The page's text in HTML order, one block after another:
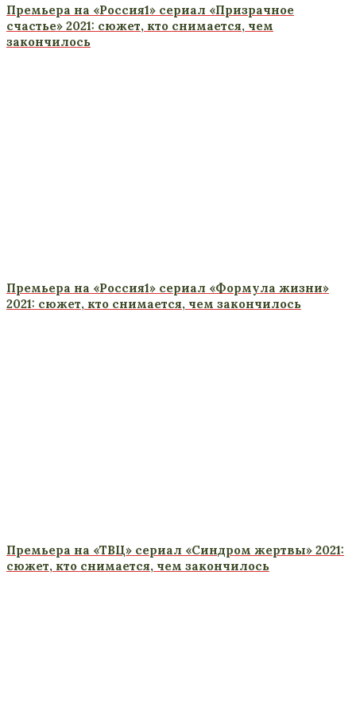
Премьера на «Россия1» сериал «Призрачное
счастье» 2021: сюжет, кто снимается, чем
закончилось
Премьера на «Россия1» сериал «Формула жизни»
2021: сюжет, кто снимается, чем закончилось
Премьера на «ТВЦ» сериал «Синдром жертвы» 2021:
сюжет, кто снимается, чем закончилось